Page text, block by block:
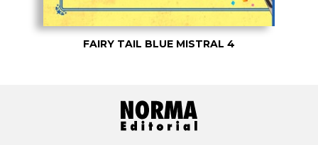
FAIRY TAIL BLUE MISTRAL 4